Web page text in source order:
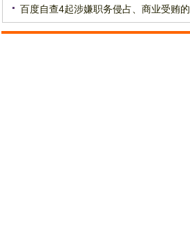
百度自查4起涉嫌职务侵占、商业受贿的